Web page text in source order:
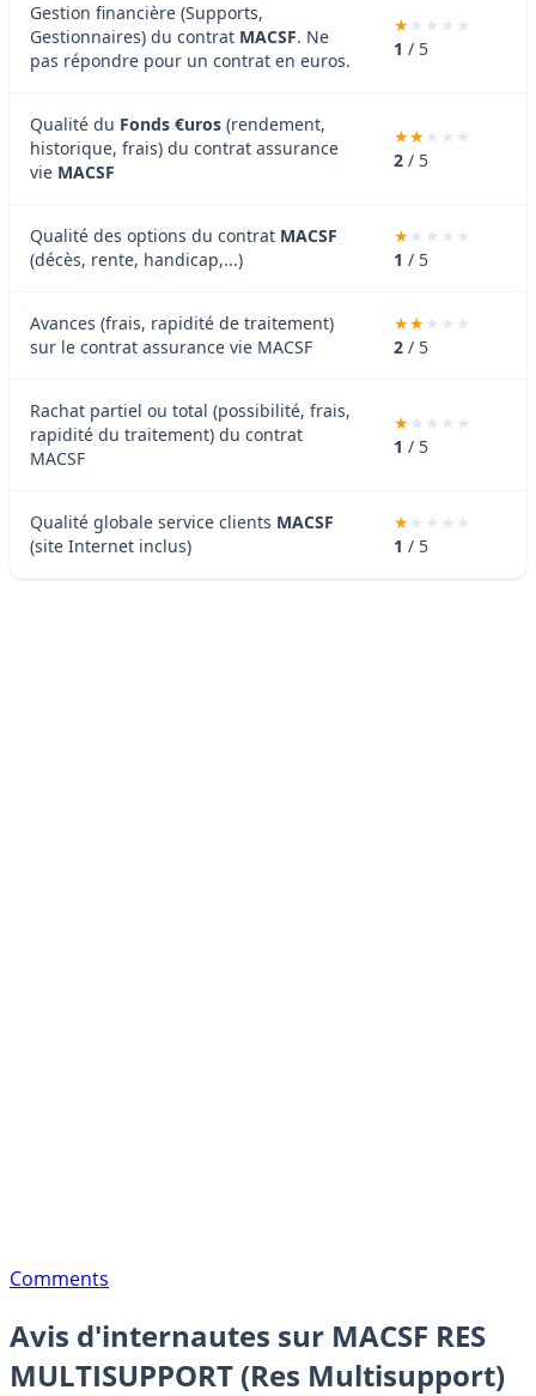
Gestion financière (Supports,
Gestionnaires) du contrat MACSF. Ne
pas répondre pour un contrat en euros.
1 / 5
Qualité du Fonds €uros (rendement,
historique, frais) du contrat assurance
vie MACSF
2 / 5
Qualité des options du contrat MACSF
(décès, rente, handicap,...)
1 / 5
Avances (frais, rapidité de traitement)
sur le contrat assurance vie MACSF
2 / 5
Rachat partiel ou total (possibilité, frais,
rapidité du traitement) du contrat
MACSF
1 / 5
Qualité globale service clients MACSF
(site Internet inclus)
1 / 5
Comments
Avis d'internautes sur MACSF RES
MULTISUPPORT (Res Multisupport)